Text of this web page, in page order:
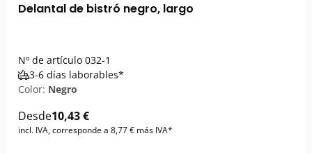
Delantal de bistró negro, largo
Nº de artículo 032-1
3-6 días laborables*
Color: Negro
Desde10,43 €
incl. IVA, corresponde a 8,77 € más IVA*